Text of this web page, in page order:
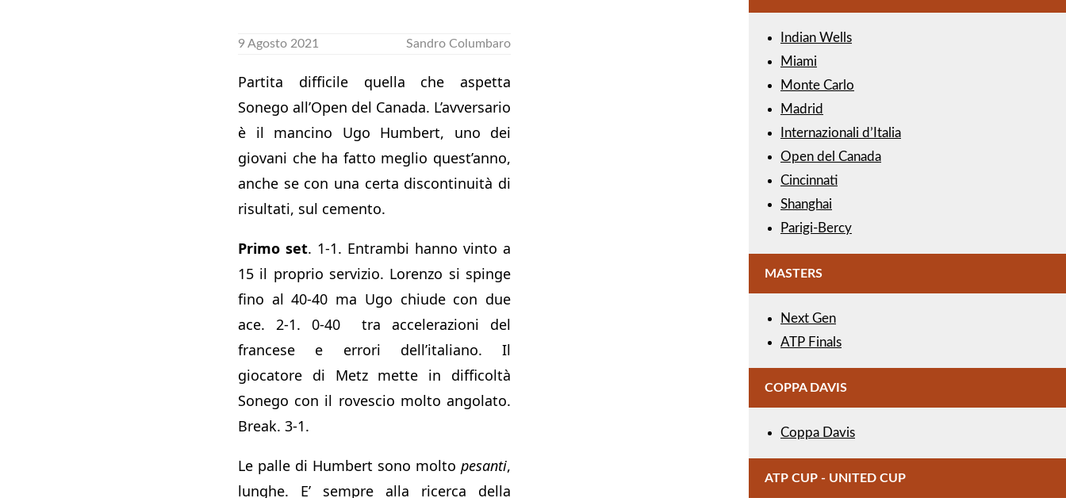
9 Agosto 2021 Sandro Columbaro
Partita difficile quella che aspetta
Sonego all’Open del Canada. L’avversario
è il mancino Ugo Humbert, uno dei
giovani che ha fatto meglio quest’anno,
anche se con una certa discontinuità di
risultati, sul cemento.
Primo set. 1-1. Entrambi hanno vinto a
15 il proprio servizio. Lorenzo si spinge
fino al 40-40 ma Ugo chiude con due
ace. 2-1. 0-40 tra accelerazioni del
francese e errori dell’italiano. Il
giocatore di Metz mette in difficoltà
Sonego con il rovescio molto angolato.
Break. 3-1.
Le palle di Humbert sono molto pesanti,
lunghe. E’ sempre alla ricerca della
Indian Wells
Miami
Monte Carlo
Madrid
Internazionali d’Italia
Open del Canada
Cincinnati
Shanghai
Parigi-Bercy
MASTERS
Next Gen
ATP Finals
COPPA DAVIS
Coppa Davis
ATP CUP - UNITED CUP